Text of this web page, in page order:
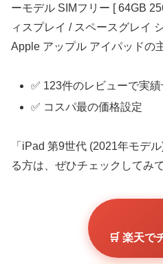
ーモデル SIMフリー [ 64GB
ィスプレイ / スペースグレイ
Apple アップル アイパッドの
✅ 123件のレビューで実績
✅ コスパ最の価格設定
「iPad 第9世代 (2021年モデ
る方は、ぜひチェックしてみ
🛒 楽天で